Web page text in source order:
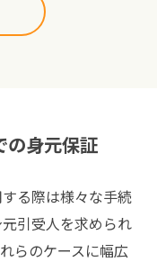
の身元保証
る際は様々な手続
引受人を求められ
らのケースに幅広